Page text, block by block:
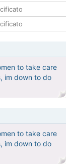
to take care
im down to do
to take care
im down to do